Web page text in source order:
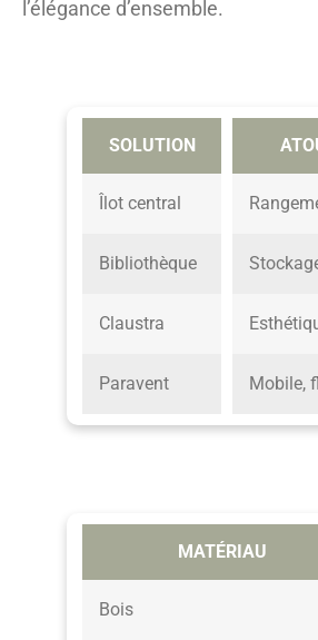
l’élégance d’ensemble.
SOLUTION
Îlot central
Bibliothèque
Claustra
Paravent Mobile,
MATÉRIAU
Bois